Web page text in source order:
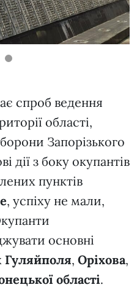
спроб ведення
області,
Запорізького
дії з боку окупантів
пунктів
, успіху не мали,
основні
Гуляйполя, Оріхова,
області.